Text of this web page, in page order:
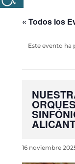
« Todos los
Este evento ha
16 noviembre